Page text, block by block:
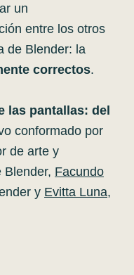
un
entre los otros
de Blender: la
correctos.
las pantallas: del
conformado por
de arte y
Blender, Facundo
y Evitta Luna,